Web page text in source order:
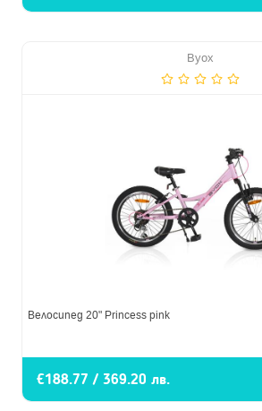
Byox
Велосипед 20" Princess pink
€188.77 / 369.20 лв.